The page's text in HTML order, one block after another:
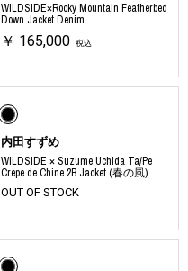
WILDSIDE×Rocky Mountain Featherbed
Down Jacket Denim
￥ 165,000 税込
内田すずめ
WILDSIDE × Suzume Uchida Ta/Pe
Crepe de Chine 2B Jacket (春の風)
OUT OF STOCK